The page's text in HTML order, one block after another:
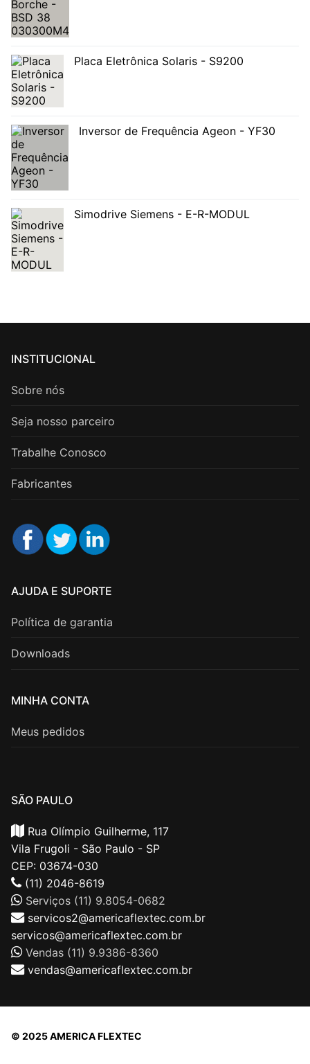
Placa Eletrônica Solaris - S9200
Inversor de Frequência Ageon - YF30
Simodrive Siemens - E-R-MODUL
INSTITUCIONAL
Sobre nós
Seja nosso parceiro
Trabalhe Conosco
Fabricantes
AJUDA E SUPORTE
Política de garantia
Downloads
MINHA CONTA
Meus pedidos
SÃO PAULO
Rua Olímpio Guilherme, 117
Vila Frugoli - São Paulo - SP
CEP: 03674-030
(11) 2046-8619
Serviços (11) 9.8054-0682
servicos2@americaflextec.com.br
servicos@americaflextec.com.br
Vendas (11) 9.9386-8360
vendas@americaflextec.com.br
© 2025 AMERICA FLEXTEC